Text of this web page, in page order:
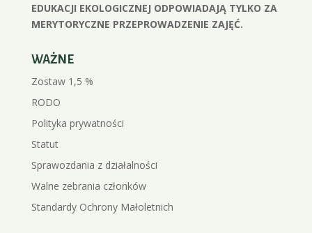
EDUKACJI EKOLOGICZNEJ ODPOWIADAJĄ TYLKO ZA
MERYTORYCZNE PRZEPROWADZENIE ZAJĘĆ.
WAŻNE
Zostaw 1,5 %
RODO
Polityka prywatności
Statut
Sprawozdania z działalności
Walne zebrania członków
Standardy Ochrony Małoletnich